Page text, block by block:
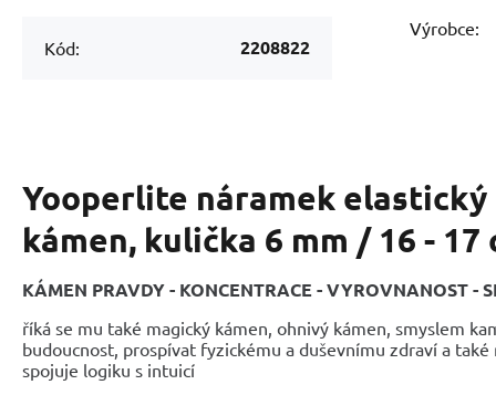
Kód: 2208822
Výrobce:
Yooperlite náramek
kámen, kulička 6 mm / 16 - 17
KÁMEN PRAVDY - KONCENTRACE - VYROVNANOST -
říká se mu také magický kámen, ohnivý kámen, smyslem
budoucnost, prospívat fyzickému a duševnímu zdraví a
spojuje logiku s intuicí